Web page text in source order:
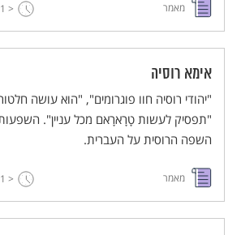
מאמר < 1
אימא רוסיה
"יהודי רוסיה חוו פוגרומים", "הוא עושה
"תפסיק לעשות טָרָארָאם מכל עניין".
השפה הרוסית על העברית.
מאמר < 1